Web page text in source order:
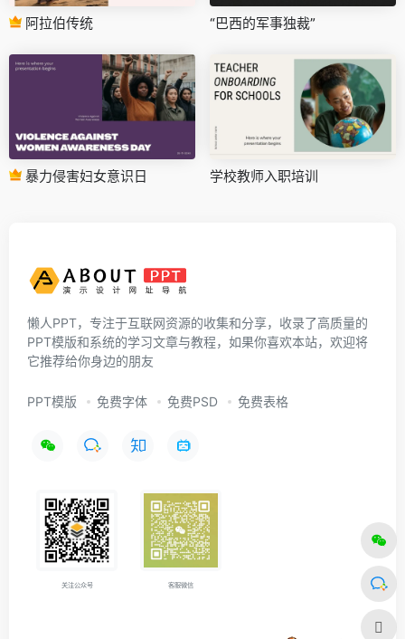
阿拉伯传统 “巴西的军事独裁”
暴力侵害妇女意识日 学校教师入职培训
懒人PPT，专注于互联网资源的收集和分享，收录了高质量的
PPT模版和系统的学习文章与教程，如果你喜欢本站，欢迎将
它推荐给你身边的朋友
PPT模版 免费字体 免费PSD 免费表格
关注公众号 客服微信